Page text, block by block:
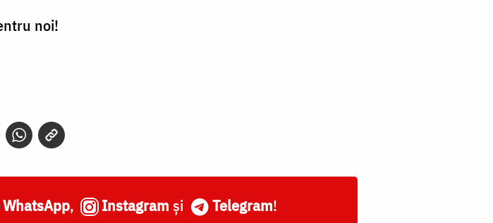
noi!
WhatsApp, Instagram și Telegram!